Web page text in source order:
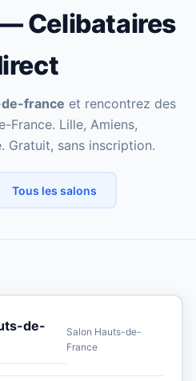
Celibataires
france et rencontrez des
France. Lille, Amiens,
Gratuit, sans inscription.
Tous les salons
de-
Salon Hauts-de-
France